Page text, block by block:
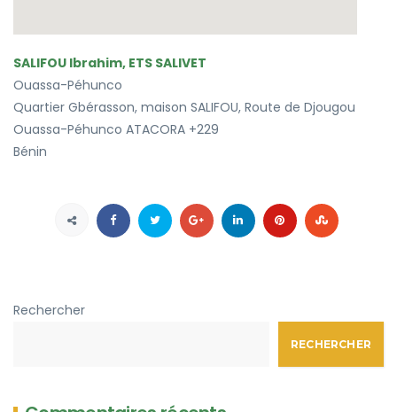
SALIFOU Ibrahim, ETS SALIVET
Ouassa-Péhunco
Quartier Gbérasson, maison SALIFOU, Route de Djougou
Ouassa-Péhunco ATACORA +229
Bénin
Rechercher
RECHERCHER